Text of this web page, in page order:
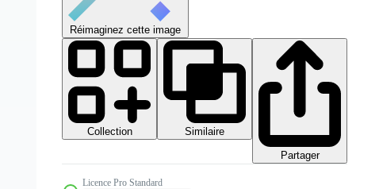
Réimaginez cette image
Collection
Similaire
Partager
Licence Pro Standard